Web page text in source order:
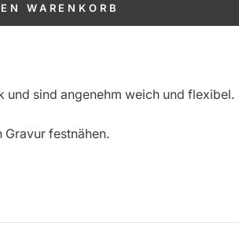
WARENKORB
und sind angenehm weich und flexibel.
festnähen.